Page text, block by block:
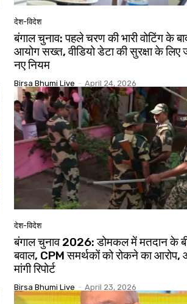
देश-विदेश
बंगाल चुनाव: पहले चरण की भारी वोटिंग के
आयोग सख्त, वीडियो डेटा की सुरक्षा के लिए
नए नियम
Birsa Bhumi Live - April 24, 2026
देश-विदेश
बंगाल चुनाव 2026: डोमकल में मतदान के
बवाल, CPM समर्थकों को रोकने का आरोप,
मांगी रिपोर्ट
Birsa Bhumi Live - April 23, 2026